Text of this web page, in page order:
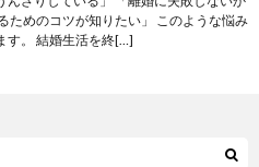
ためのコツが知りたい」 このような悩み
す。 結婚生活を終[…]